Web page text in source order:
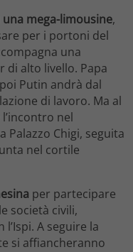
mega-limousine,
per i portoni del
una
di alto livello. Papa
Putin andrà dal
di lavoro. Ma al
nel
Palazzo Chigi, seguita
nel cortile
per partecipare
società civili,
A seguire la
si affiancheranno